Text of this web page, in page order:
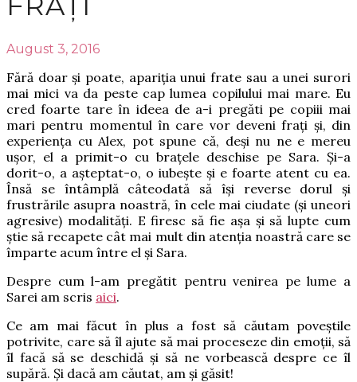
August 3, 2016
Fără doar și poate, apariția unui frate sau a unei surori
mai mici va da peste cap lumea copilului mai mare. Eu
cred foarte tare în ideea de a-i pregăti pe copiii mai
mari pentru momentul în care vor deveni frați și, din
experiența cu Alex, pot spune că, deși nu ne e mereu
ușor, el a primit-o cu brațele deschise pe Sara. Și-a
dorit-o, a așteptat-o, o iubește și e foarte atent cu ea.
Însă se întâmplă câteodată să își reverse dorul și
frustrările asupra noastră, în cele mai ciudate (și uneori
agresive) modalități. E firesc să fie așa și să lupte cum
știe să recapete cât mai mult din atenția noastră care se
împarte acum între el și Sara.
Despre cum l-am pregătit pentru venirea pe lume a
Sarei am scris aici.
Ce am mai făcut în plus a fost să căutam poveștile
potrivite, care să îl ajute să mai proceseze din emoții, să
îl facă să se deschidă și să ne vorbească despre ce îl
supără. Și dacă am căutat, am și găsit!